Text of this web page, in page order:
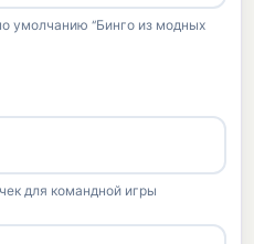
умолчанию “Бинго из модных
для командной игры